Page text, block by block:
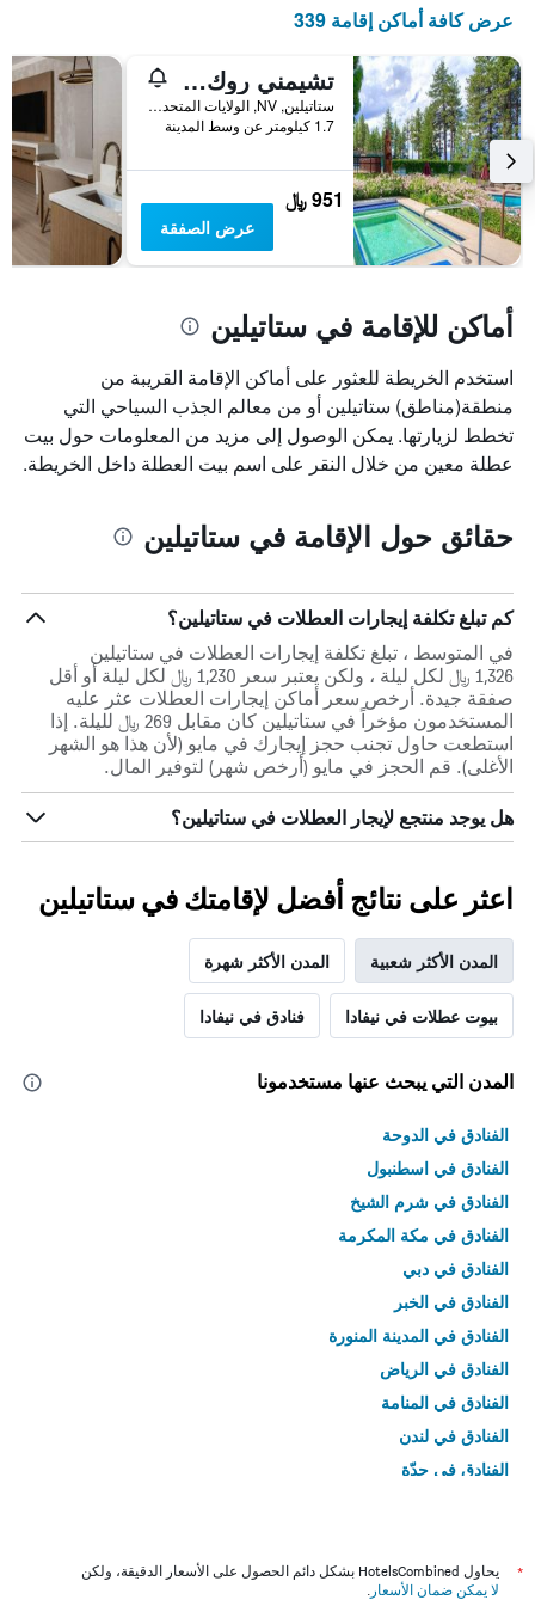
الذي
أيام
الأسبوع.
يتضمن
المخطط
التالي
1
محور
Y
الذي
سعر
غرفة
عرض كافة أماكن إقامة 339
تشيمني روك كوندو 3 بد روم كوندو باي ريدآونينغ
ستاتيلين, NV, الولايات المتحدة الأميريكية
1.7 كيلومتر عن وسط المدينة
951 ﷼
عرض الصفقة
أماكن للإقامة في ستاتيلين
استخدم الخريطة للعثور على أماكن الإقامة القريبة من
منطقة(مناطق) ستاتيلين أو من معالم الجذب السياحي التي
تخطط لزيارتها. يمكن الوصول إلى مزيد من المعلومات حول بيت
عطلة معين من خلال النقر على اسم بيت العطلة داخل الخريطة.
حقائق حول الإقامة في ستاتيلين
كم تبلغ تكلفة إيجارات العطلات في ستاتيلين؟
في المتوسط ، تبلغ تكلفة إيجارات العطلات في ستاتيلين
1,326 ﷼ لكل ليلة ، ولكن يعتبر سعر 1,230 ﷼ لكل ليلة أو أقل
صفقة جيدة. أرخص سعر أماكن إيجارات العطلات عثر عليه
المستخدمون مؤخراً في ستاتيلين كان مقابل 269 ﷼ لليلة. إذا
استطعت حاول تجنب حجز إيجارك في مايو (لأن هذا هو الشهر
الأغلى). قم الحجز في مايو (أرخص شهر) لتوفير المال.
هل يوجد منتجع لإيجار العطلات في ستاتيلين؟
اعثر على نتائج أفضل لإقامتك في ستاتيلين
المدن الأكثر شعبية المدن الأكثر شهرة
بيوت عطلات في نيفادا فنادق في نيفادا
المدن التي يبحث عنها مستخدمونا
الفنادق في الدوحة
الفنادق في اسطنبول
الفنادق في شرم الشيخ
الفنادق في مكة المكرمة
الفنادق في دبي
الفنادق في الخبر
الفنادق في المدينة المنورة
الفنادق في الرياض
الفنادق في المنامة
الفنادق في لندن
الفنادق في جدّة
*
يحاول HotelsCombined بشكل دائم الحصول على الأسعار الدقيقة، ولكن
لا يمكن ضمان الأسعار .